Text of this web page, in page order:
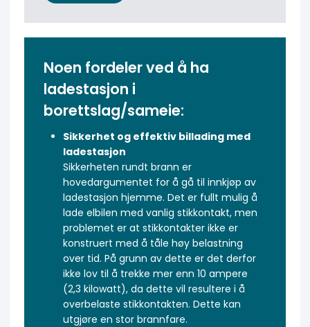
Noen fordeler ved å ha
ladestasjon i
borettslag/sameie:
Sikkerhet og effektiv billading med
ladestasjon
Sikkerheten rundt brann er
hovedargumentet for å gå til innkjøp av
ladestasjon hjemme. Det er fullt mulig å
lade elbilen med vanlig stikkontakt, men
problemet er at stikkontakter ikke er
konstruert med å tåle høy belastning
over tid. På grunn av dette er det derfor
ikke lov til å trekke mer enn 10 ampere
(2,3 kilowatt), da dette vil resultere i å
overbelaste stikkontakten. Dette kan
utgjøre en stor brannfare.